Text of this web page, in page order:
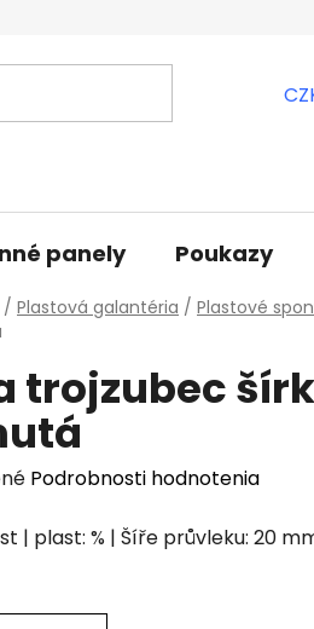
panely Poukazy
/ Plastová galantéria / Plastové
trojzubec
Podrobnosti hodnotenia
| plast: % | Šíře průvleku: 20